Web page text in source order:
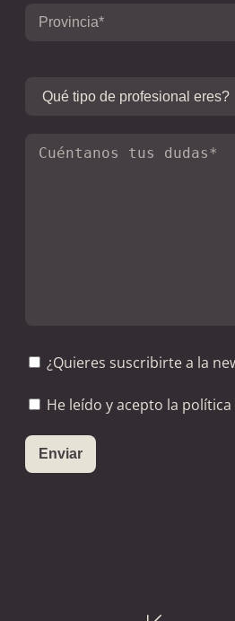
¿Quieres suscribirte a la
He leído y acepto la